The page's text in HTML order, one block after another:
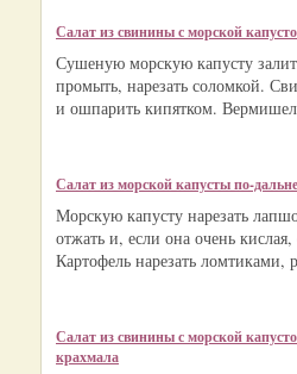
Салат из свинины с морской
Сушеную морскую капусту
промыть, нарезать соломкой.
и ошпарить кипятком.
Салат из морской капусты по-
Морскую капусту нарезать
отжать и, если она очень
Картофель нарезать ломтиками,
Салат из свинины с морской
крахмала